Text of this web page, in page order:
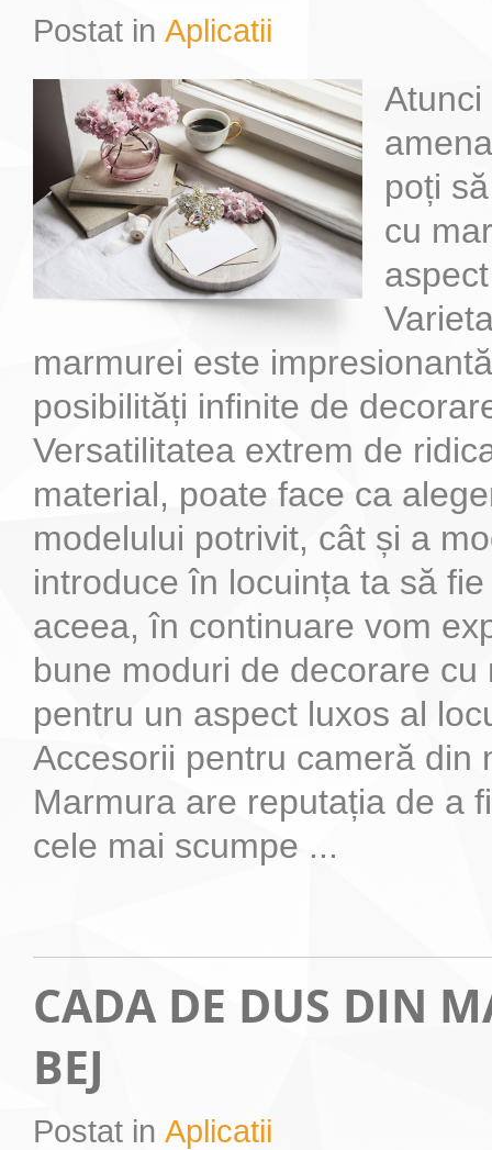
Postat in Aplicatii
poți
cu
marmurei este
posibilități infinite de
Versatilitatea extrem de
material, poate face ca
modelului potrivit, cât și a
introduce în locuința ta să
aceea, în continuare vom
bune moduri de decorare cu
pentru un aspect luxos al
Accesorii pentru cameră din
Marmura are reputația de a
cele mai scumpe ...
CADA DE DUS DIN
BEJ
Postat in Aplicatii